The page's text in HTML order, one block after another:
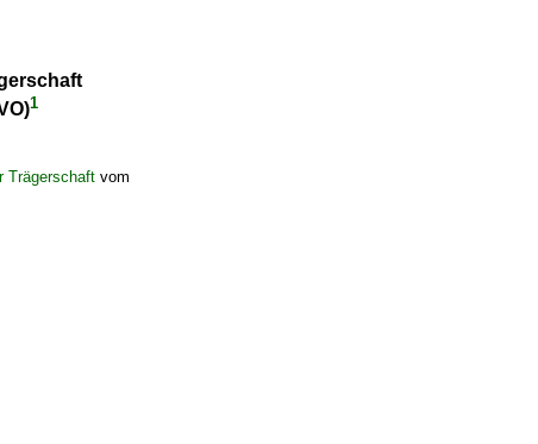
1
Trägerschaft vom